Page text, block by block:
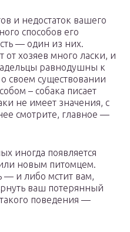
и недостаток вашего
способов его
— один из них.
хозяев много ласки, и
равнодушны к
своем существовании
– собака писает
не имеет значения, с
смотрите, главное —
иногда появляется
новым питомцем.
— и либо мстит вам,
ваш потерянный
поведения —